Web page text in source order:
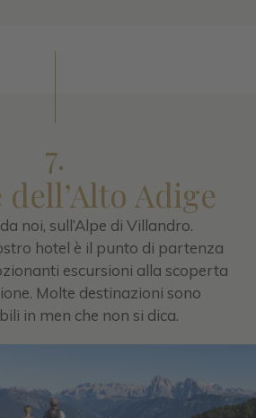
7.
Adige
noi, sull’Alpe di Villandro.
hotel è il punto di partenza
escursioni alla scoperta
Molte destinazioni sono
in men che non si dica.